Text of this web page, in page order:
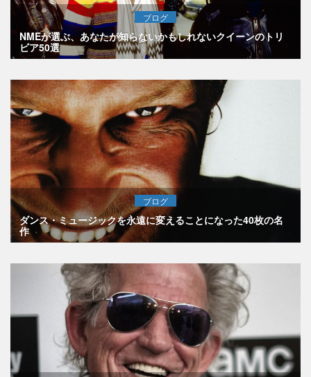
ブログ
NMEが選ぶ、あなたが知らないかもしれないクイーンのトリ
ビア50選
ブログ
ダンス・ミュージックを永遠に変えることになった40枚の名
作